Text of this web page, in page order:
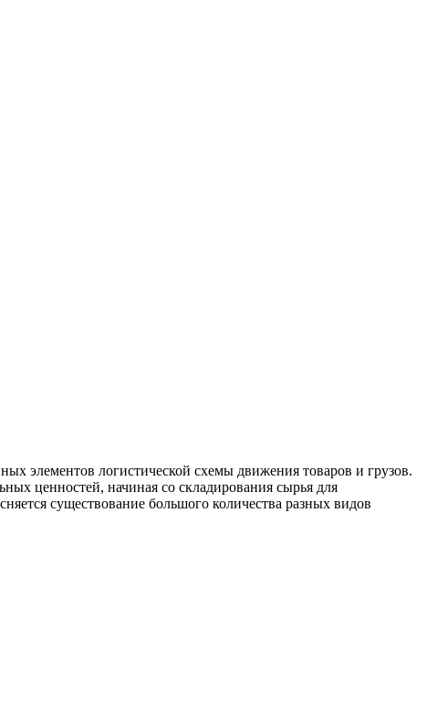
элементов логистической схемы движения товаров и грузов.
ценностей, начиная со складирования сырья для
существование большого количества разных видов